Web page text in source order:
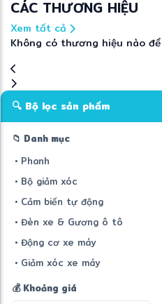
CÁC THƯƠNG HIỆU
Xem tất cả
Không có thương hiệu nào
🔍 Bộ lọc sản phẩm
📁 Danh mục
• Phanh
• Bộ giảm xóc
• Cảm biến tự động
• Đèn xe & Gương ô tô
• Động cơ xe máy
• Giảm xóc xe máy
💰 Khoảng giá